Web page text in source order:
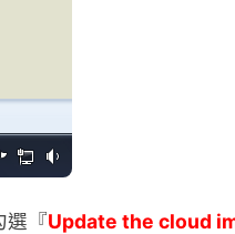
選『Update the cloud